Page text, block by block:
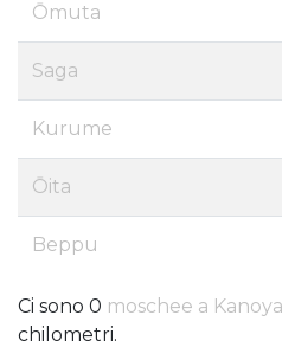
Ōmuta
Saga
Kurume
Ōita
Beppu
Ci sono 0 moschee a Kanoya
chilometri.